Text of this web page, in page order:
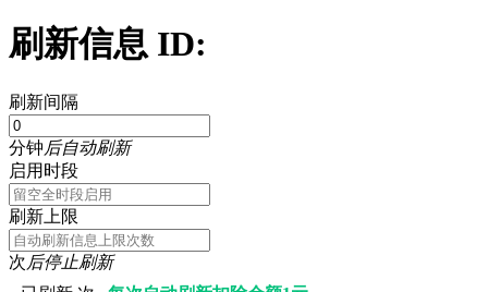
刷新信息 ID:
刷新间隔
分钟后自动刷新
启用时段
刷新上限
次后停止刷新